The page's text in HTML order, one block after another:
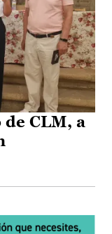
CLM, a